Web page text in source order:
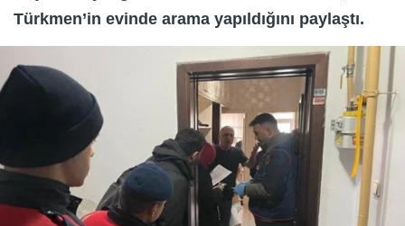
Türkmen’in evinde arama yapıldığını paylaştı.